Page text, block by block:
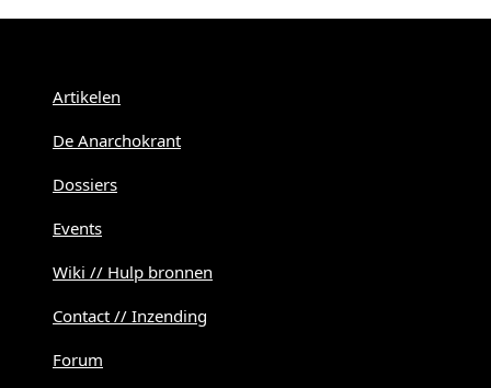
Artikelen
De Anarchokrant
Dossiers
Events
Wiki // Hulp bronnen
Contact // Inzending
Forum